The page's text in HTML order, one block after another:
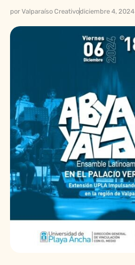
por Valparaíso Creativodiciembre 4, 2024